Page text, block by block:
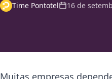
Time Pontotel 16 de